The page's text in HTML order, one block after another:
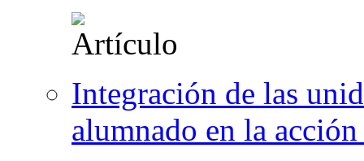
Integración de las
alumnado en la